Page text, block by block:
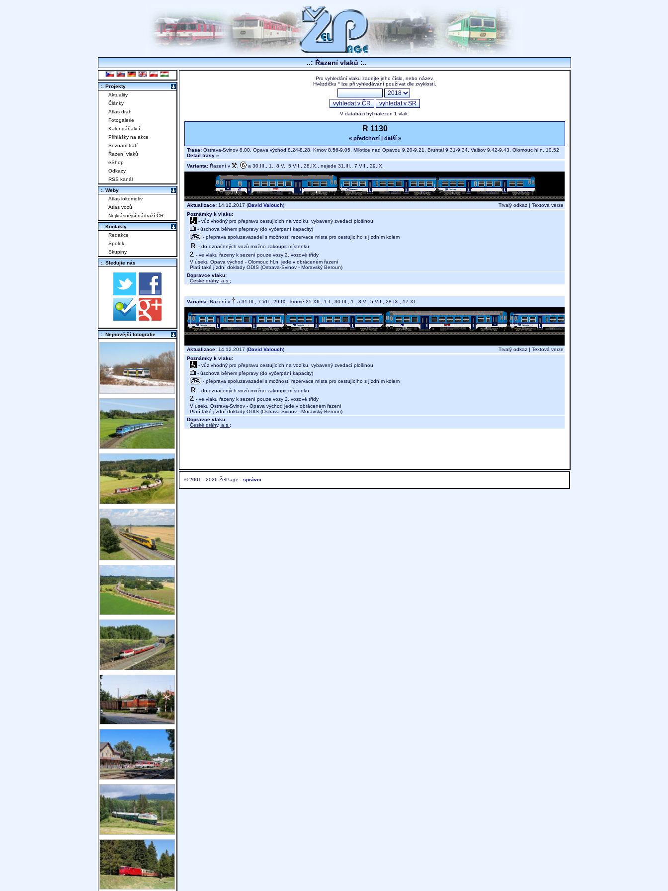
..: Řazení vlaků :..
Pro vyhledání vlaku zadejte jeho číslo, nebo název.
Hvězdičku * lze při vyhledávání používat dle zvyklostí.
V databázi byl nalezen 1 vlak.
R 1130
« předchozí| další »
Trasa: Ostrava-Svinov 8.00, Opava východ 8.24-8.28, Krnov 8.56-9.05, Milotice nad Opavou 9.20-9.21, Bruntál 9.31-9.34, Valšov 9.42-9.43, Olomouc hl.n. 10.52
Detail trasy »
Varianta: Řazení v a 30.III., 1., 8.V., 5.VII., 28.IX., nejede 31.III., 7.VII., 29.IX.
Aktualizace: 14.12.2017 (David Valouch) Trvalý odkaz | Textová verze
Poznámky k vlaku:
- vůz vhodný pro přepravu cestujících na vozíku, vybavený zvedací plošinou
- úschova během přepravy (do vyčerpání kapacity)
- přeprava spoluzavazadel s možností rezervace místa pro cestujícího s jízdním kolem
- do označených vozů možno zakoupit místenku
- ve vlaku řazeny k sezení pouze vozy 2. vozové třídy
V úseku Opava východ - Olomouc hl.n. jede v obráceném řazení
Platí také jízdní doklady ODIS (Ostrava-Svinov - Moravský Beroun)
Dopravce vlaku:
České dráhy, a.s. ;
Varianta: Řazení v a 31.III., 7.VII., 29.IX., kromě 25.XII., 1.I., 30.III., 1., 8.V., 5.VII., 28.IX., 17.XI.
Aktualizace: 14.12.2017 (David Valouch) Trvalý odkaz | Textová verze
Poznámky k vlaku:
- vůz vhodný pro přepravu cestujících na vozíku, vybavený zvedací plošinou
- úschova během přepravy (do vyčerpání kapacity)
- přeprava spoluzavazadel s možností rezervace místa pro cestujícího s jízdním kolem
- do označených vozů možno zakoupit místenku
- ve vlaku řazeny k sezení pouze vozy 2. vozové třídy
V úseku Ostrava-Svinov - Opava východ jede v obráceném řazení
Platí také jízdní doklady ODIS (Ostrava-Svinov - Moravský Beroun)
Dopravce vlaku:
České dráhy, a.s. ;
© 2001 - 2026 ŽelPage - správci
:. Projekty
Aktuality
Články
Atlas drah
Fotogalerie
Kalendář akcí
Přihlášky na akce
Seznam tratí
Řazení vlaků
eShop
Odkazy
RSS kanál
:. Weby
Atlas lokomotiv
Atlas vozů
Nejkrásnější nádraží ČR
:. Kontakty
Redakce
Spolek
Skupiny
:. Sledujte nás
:. Nejnovější fotografie